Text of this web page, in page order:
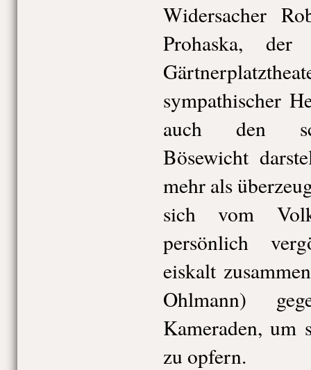
Widersacher
Prohaska,
sympathischer
auch den
Bösewicht
mehr als
sich vom
persönlich
eiskalt
Ohlmann)
Kameraden, um
zu opfern.